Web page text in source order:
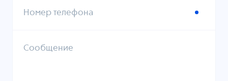
Номер телефона
Сообщение